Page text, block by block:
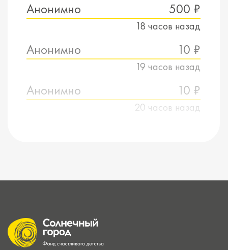
Анонимно 500 ₽
18 часов назад
Анонимно 10 ₽
19 часов назад
Анонимно 10 ₽
20 часов назад